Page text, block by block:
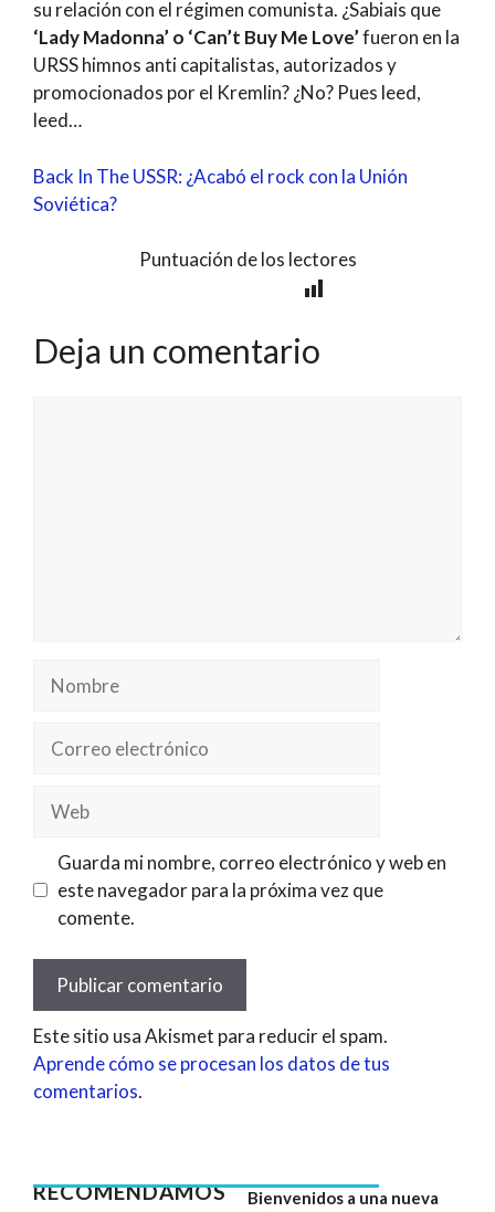
su relación con el régimen comunista. ¿Sabiais que
‘Lady Madonna’ o ‘Can’t Buy Me Love’fueron en la
URSS himnos anti capitalistas, autorizados y
promocionados por el Kremlin? ¿No? Pues leed,
leed…
Back In The USSR: ¿Acabó el rock con la Unión
Soviética?
Puntuación de los lectores
Deja un comentario
electrónico
Guarda mi nombre, correo electrónico y web en
este navegador para la próxima vez que
comente.
Este sitio usa Akismet para reducir el spam.
Aprende cómo se procesan los datos de tus
comentarios.
RECOMENDAMOS
Bienvenidos a una nueva